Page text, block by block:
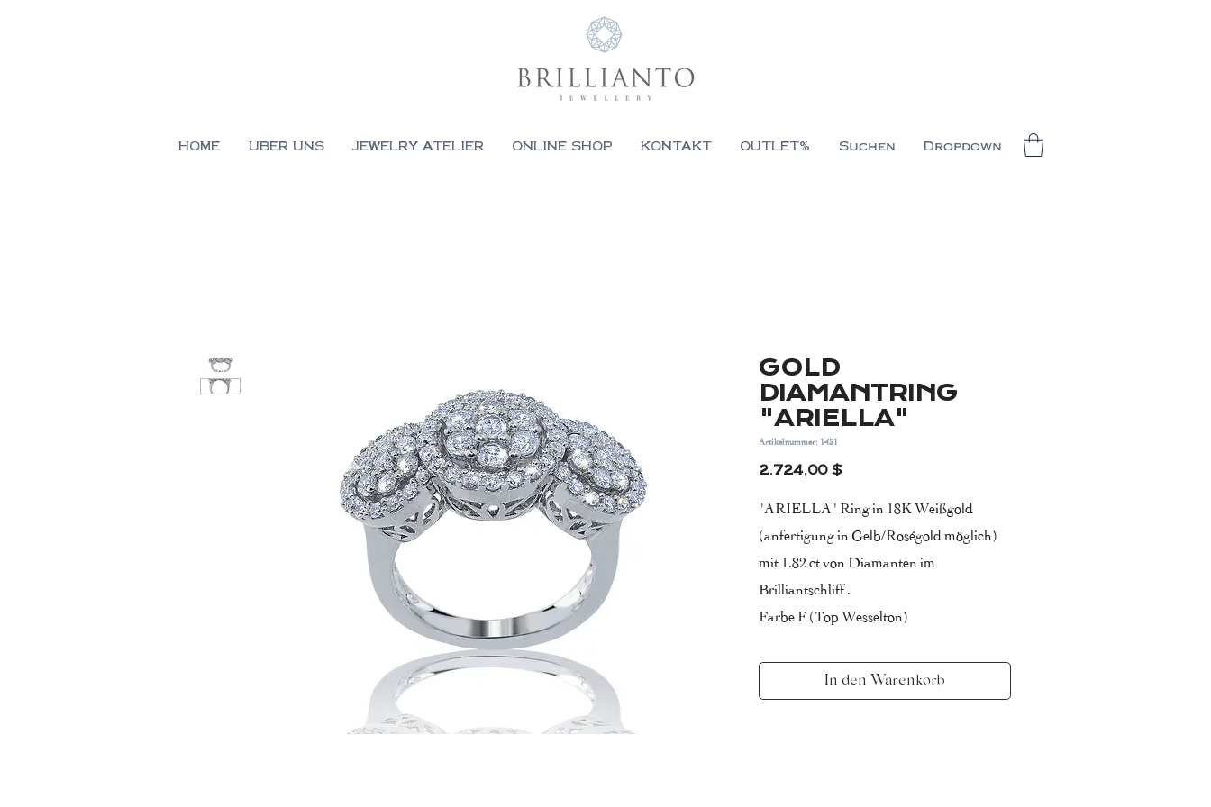
HOME ÜBER UNS JEWELRY ATELIER ONLINE SHOP KONTAKT OUTLET% Suchen Dropdown
GOLD
DIAMANTRING
"ARIELLA"
Artikelnummer: 1431
2.724,00 $Preis
"ARIELLA" Ring in 18K Weißgold
(anfertigung in Gelb/Roségold möglich)
mit 1.82 ct von Diamanten im
Brilliantschliff .
Farbe F (Top Wesselton)
*Lieferung in 7-10 tagen
In den Warenkorb